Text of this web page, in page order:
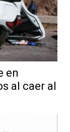
en
al caer al